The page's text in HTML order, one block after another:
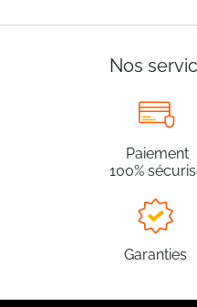
Nos
Paiement
100%
Garanties